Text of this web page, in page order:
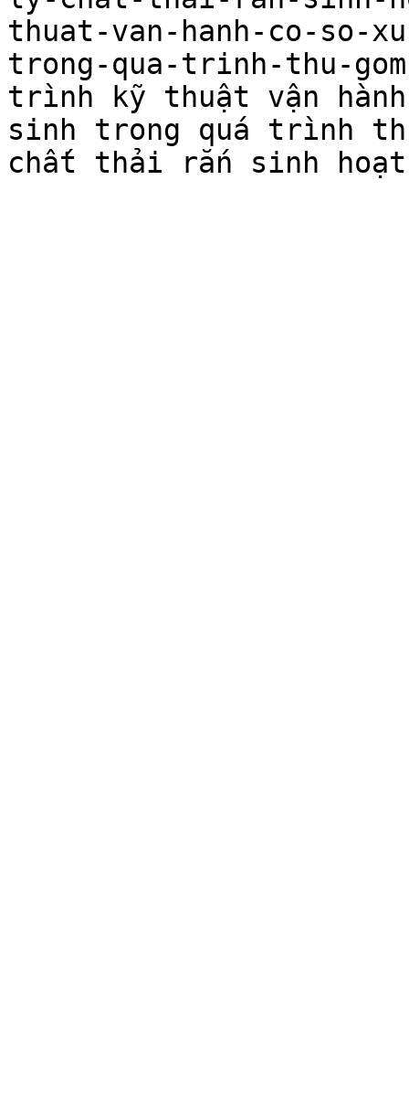
thuat-van-hanh-co-so-
trong-qua-trinh-thu-
trình kỹ thuật vận
sinh trong quá trình